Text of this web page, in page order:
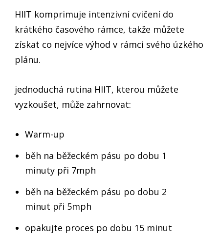
HIIT komprimuje intenzivní cvičení do
krátkého časového rámce, takže můžete
získat co nejvíce výhod v rámci svého úzkého
plánu.
jednoduchá rutina HIIT, kterou můžete
vyzkoušet, může zahrnovat:
Warm-up
běh na běžeckém pásu po dobu 1
minuty při 7mph
běh na běžeckém pásu po dobu 2
minut při 5mph
opakujte proces po dobu 15 minut